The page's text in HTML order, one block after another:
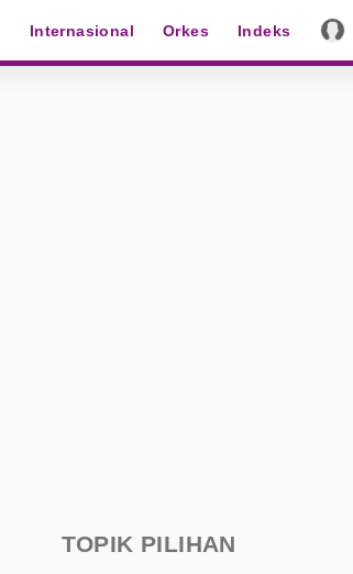
Internasional Orkes Indeks
TOPIK PILIHAN